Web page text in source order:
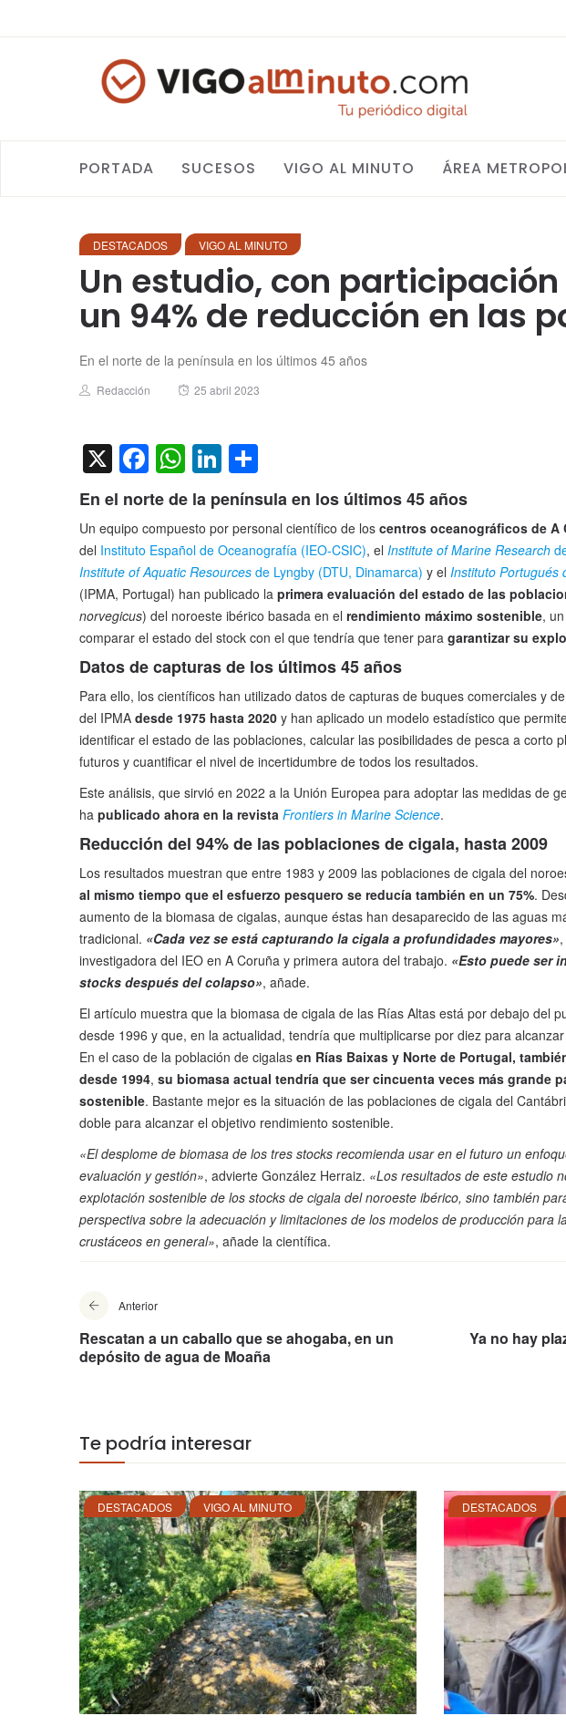
PORTADA SUCESOS VIGO AL MINUTO ÁREA
DESTACADOS VIGO AL MINUTO
Un estudio, con
un 94% de reducción en las
En el norte de la península en los últimos 45 años
Author
Redacción
Posted
25 abril 2023
X Facebook
WhatsApp
LinkedIn
En el norte de la península en los últimos 45 años
Un equipo compuesto por personal científico de los centros oceanográficos de A
del Instituto Español de Oceanografía (IEO-CSIC), el Institute of Marine Research
Institute of Aquatic Resources de Lyngby (DTU, Dinamarca) y el Instituto Portugués
(IPMA, Portugal) han publicado la primera evaluación del estado de las
norvegicus) del noroeste ibérico basada en el rendimiento máximo sostenible,
comparar el estado del stock con el que tendría que tener para garantizar su
Datos de capturas de los últimos 45 años
Para ello, los científicos han utilizado datos de capturas de buques comerciales y
del IPMA desde 1975 hasta 2020 y han aplicado un modelo estadístico que
identificar el estado de las poblaciones, calcular las posibilidades de pesca a corto
futuros y cuantificar el nivel de incertidumbre de todos los resultados.
Este análisis, que sirvió en 2022 a la Unión Europea para adoptar las medidas de
ha publicado ahora en la revista Frontiers in Marine Science.
Reducción del 94% de las poblaciones de cigala, hasta 2009
Los resultados muestran que entre 1983 y 2009 las poblaciones de cigala del
al mismo tiempo que el esfuerzo pesquero se reducía también en un 75%.
aumento de la biomasa de cigalas, aunque éstas han desaparecido de las aguas
tradicional. «Cada vez se está capturando la cigala a profundidades mayores»
investigadora del IEO en A Coruña y primera autora del trabajo. «Esto puede ser
stocks después del colapso», añade.
El artículo muestra que la biomasa de cigala de las Rías Altas está por debajo del
desde 1996 y que, en la actualidad, tendría que multiplicarse por diez para
En el caso de la población de cigalas en Rías Baixas y Norte de Portugal,
desde 1994, su biomasa actual tendría que ser cincuenta veces más grande
sostenible. Bastante mejor es la situación de las poblaciones de cigala del
doble para alcanzar el objetivo rendimiento sostenible.
«El desplome de biomasa de los tres stocks recomienda usar en el futuro un
evaluación y gestión», advierte González Herraiz. «Los resultados de este estudio
explotación sostenible de los stocks de cigala del noroeste ibérico, sino también
perspectiva sobre la adecuación y limitaciones de los modelos de producción para
crustáceos en general», añade la científica.
Anterior
Rescatan a un caballo que se ahogaba, en un
depósito de agua de Moaña
Ya no hay
Te podría interesar
DESTACADOS VIGO AL MINUTO DESTACADOS